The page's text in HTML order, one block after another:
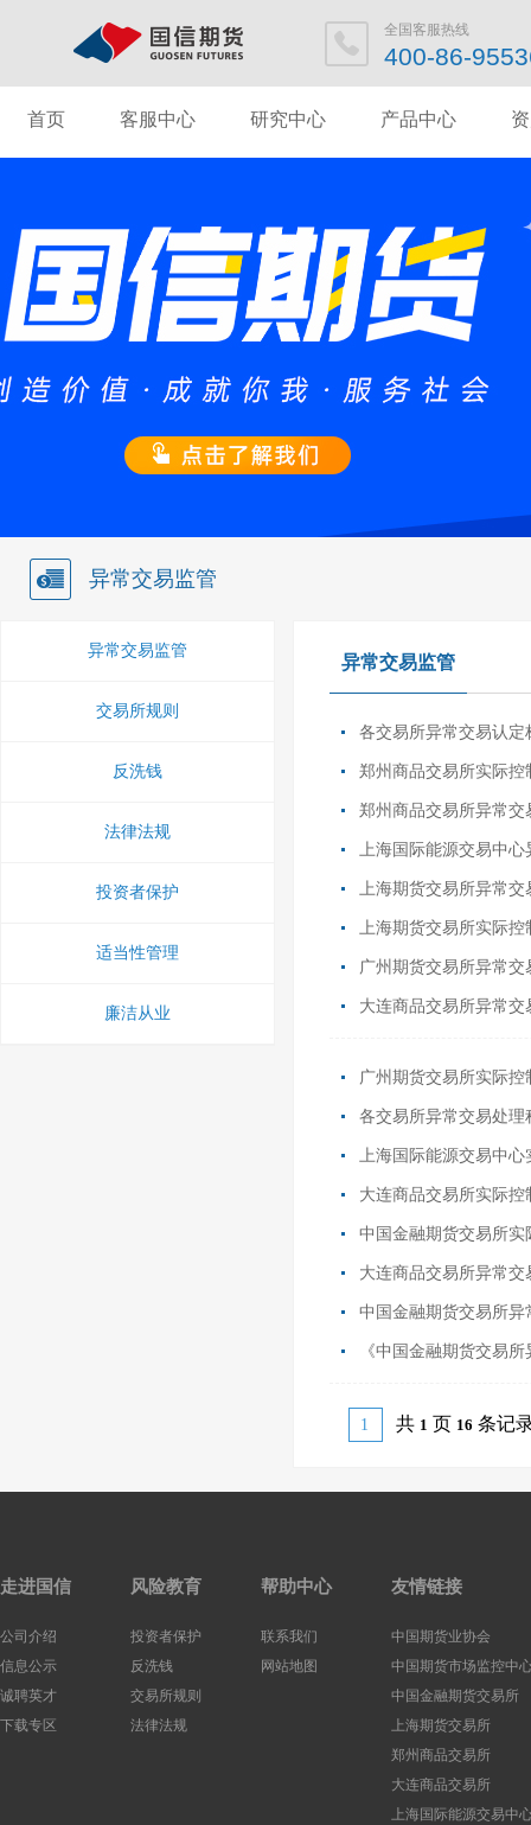
全国客服热
400-86-
首页 客服中心 研究中心 产品中心
异常交易监管
异常交易监管
交易所规则
反洗钱
法律法规
投资者保护
适当性管理
廉洁从业
异常交易监管
各交易所异常交易认定
郑州商品交易所实际
郑州商品交易所异常交
上海国际能源交易中
上海期货交易所异常交
上海期货交易所实际
广州期货交易所异常交
大连商品交易所异常交
广州期货交易所实际
各交易所异常交易处理
上海国际能源交易中
大连商品交易所实际
中国金融期货交易所
大连商品交易所异常
中国金融期货交易所异
《中国金融期货交易
1 共 1 页 16 条记
走进国信
公司介绍
信息公示
诚聘英才
下载专区
风险教育
投资者保护
反洗钱
交易所规则
法律法规
帮助中心
联系我们
网站地图
友情链接
中国期货业协会
中国期货市场监控中
中国金融期货交易所
上海期货交易所
郑州商品交易所
大连商品交易所
上海国际能源交易中